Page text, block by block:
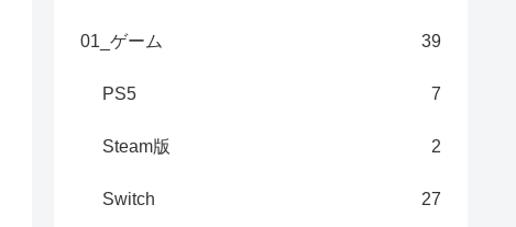
01_ゲーム 39
PS5 7
Steam版 2
Switch 27